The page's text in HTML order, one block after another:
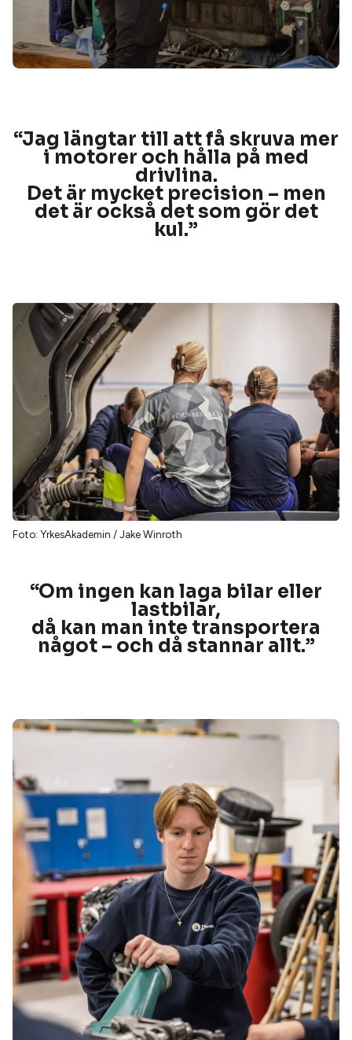
“Jag längtar till att få skruva mer
i motorer och hålla på med
drivlina.
Det är mycket precision – men
det är också det som gör det
kul.”
Foto: YrkesAkademin / Jake Winroth
“Om ingen kan laga bilar eller
lastbilar,
då kan man inte transportera
något – och då stannar allt.”